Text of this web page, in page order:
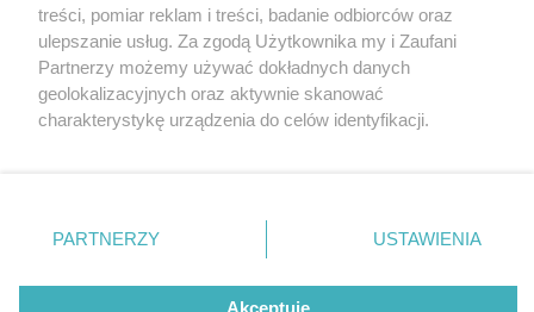
Nie zapomnij
zapoznać się z:
polityką prywatności regulamin korzystania z portali
Twojemiasto
Piekary Śląskie
Chorzów
Tarnowskie Góry
Gliwice
Skontakuj sięz nami
Kontakt
Wydawca
Redakcja
treści, pomiar reklam i treści, badanie odbiorców oraz
ulepszanie usług. Za zgodą Użytkownika my i Zaufani
Partnerzy możemy używać dokładnych danych
geolokalizacyjnych oraz aktywnie skanować
charakterystykę urządzenia do celów identyfikacji.
zmienić/wycofać klikając przycisk ustawień prywatności
znajdujący się w lewym dolnym rogu strony
rodzaje przetwarzania danych nie wymagają zgody
użytkownika, ale masz prawo sprzeciwić się takiemu
PARTNERZY USTAWIENIA
Akceptuję